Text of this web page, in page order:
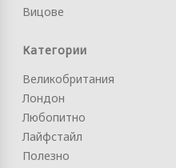
Вицове
Категории
Великобритания
Лондон
Любопитно
Лайфстайл
Полезно